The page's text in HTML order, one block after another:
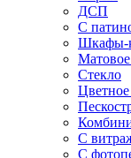
ДСП
С
Шкафы-
Матовое
Стекло
Цветное
С
С